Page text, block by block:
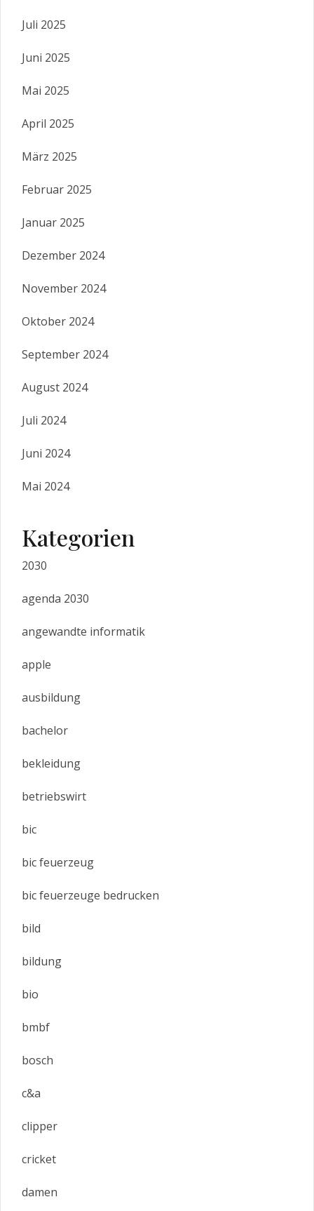
Juli 2025
Juni 2025
Mai 2025
April 2025
März 2025
Februar 2025
Januar 2025
Dezember 2024
November 2024
Oktober 2024
September 2024
August 2024
Juli 2024
Juni 2024
Mai 2024
Kategorien
2030
agenda 2030
angewandte informatik
apple
ausbildung
bachelor
bekleidung
betriebswirt
bic
bic feuerzeug
bic feuerzeuge bedrucken
bild
bildung
bio
bmbf
bosch
c&a
clipper
cricket
damen